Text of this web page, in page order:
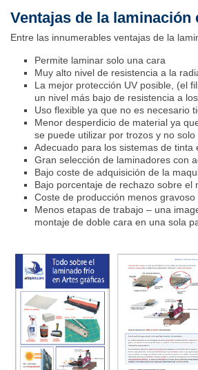
Ventajas de la laminación
Entre las innumerables ventajas de la
Permite laminar solo una cara
Muy alto nivel de resistencia a la
La mejor protección UV posible, (el
un nivel más bajo de resistencia a
Uso flexible ya que no es necesario
Menor desperdicio de material ya
se puede utilizar por trozos y no solo
Adecuado para los sistemas de
Gran selección de laminadores con
Bajo coste de adquisición de la
Bajo porcentaje de rechazo sobre el
Coste de producción menos
Menos etapas de trabajo – una
montaje de doble cara en una sola